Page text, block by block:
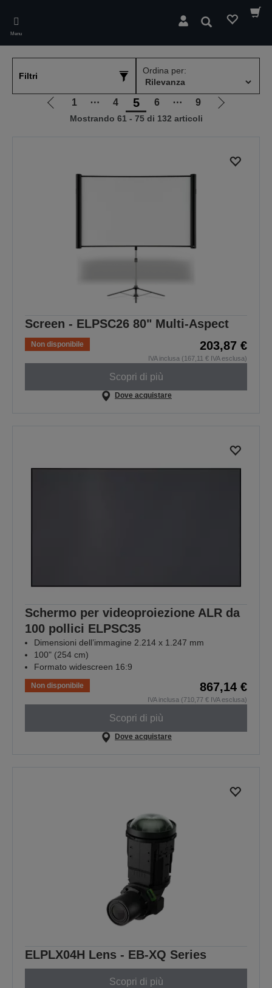
main
content
Menu
Cerca
Filtri
Ordina per:
Vai
1 ⋯ 4 5 6 ⋯ 9
Vai
Mostrando 61 - 75 di 132 articoli
Screen - ELPSC26 80" Multi-Aspect
Non disponibile 203,87 €
IVA inclusa (167,11 € IVA esclusa)
Scopri di più
Dove acquistare
Schermo per videoproiezione ALR da
100 pollici ELPSC35
Dimensioni dell’immagine 2.214 x 1.247 mm
100" (254 cm)
Formato widescreen 16:9
Non disponibile 867,14 €
IVA inclusa (710,77 € IVA esclusa)
Scopri di più
Dove acquistare
ELPLX04H Lens - EB-XQ Series
Scopri di più